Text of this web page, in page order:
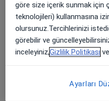
Endoskopik Cerrahi
Endoskopik Lazer
Endovasküler
Esd (Sedimantasyon)
göre size içerik sunmak için
teknolojileri) kullanmasına
olursunuz.Tercihlerinizi
görebilir ve
inceleyiniz,Gizlilik Politikası ve
Ayarları